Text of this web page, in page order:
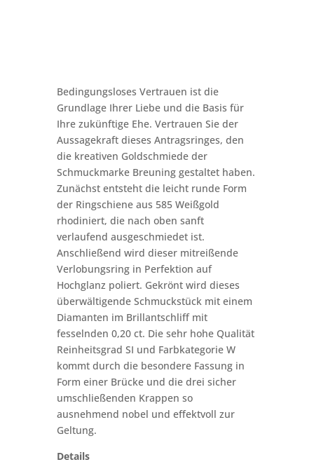
Bedingungsloses Vertrauen ist die
Grundlage Ihrer Liebe und die Basis für
Ihre zukünftige Ehe. Vertrauen Sie der
Aussagekraft dieses Antragsringes, den
die kreativen Goldschmiede der
Schmuckmarke Breuning gestaltet haben.
Zunächst entsteht die leicht runde Form
der Ringschiene aus 585 Weißgold
rhodiniert, die nach oben sanft
verlaufend ausgeschmiedet ist.
Anschließend wird dieser mitreißende
Verlobungsring in Perfektion auf
Hochglanz poliert. Gekrönt wird dieses
überwältigende Schmuckstück mit einem
Diamanten im Brillantschliff mit
fesselnden 0,20 ct. Die sehr hohe Qualität
Reinheitsgrad SI und Farbkategorie W
kommt durch die besondere Fassung in
Form einer Brücke und die drei sicher
umschließenden Krappen so
ausnehmend nobel und effektvoll zur
Geltung.
Details